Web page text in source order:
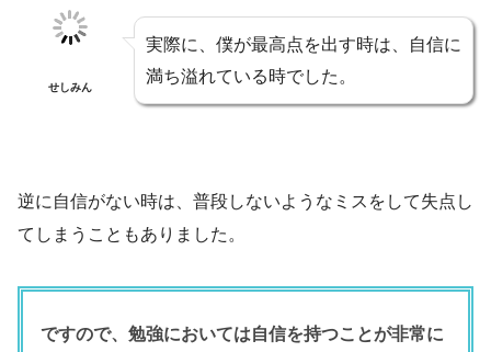
せしみん
実際に、僕が最高点を出す時は、自信に
満ち溢れている時でした。
逆に自信がない時は、普段しないようなミスをして失点し
てしまうこともありました。
ですので、勉強においては自信を持つことが非常に